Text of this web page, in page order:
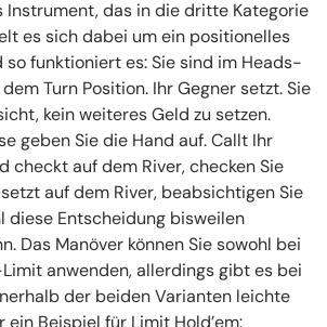
Instrument, das in die dritte Kategorie
es sich dabei um ein positionelles
so funktioniert es: Sie sind im Heads-
Turn Position. Ihr Gegner setzt. Sie
kein weiteres Geld zu setzen.
geben Sie die Hand auf. Callt Ihr
checkt auf dem River, checken Sie
auf dem River, beabsichtigen Sie
diese Entscheidung bisweilen
Das Manöver können Sie sowohl bei
anwenden, allerdings gibt es bei
der beiden Varianten leichte
ein Beispiel für Limit Hold’em: